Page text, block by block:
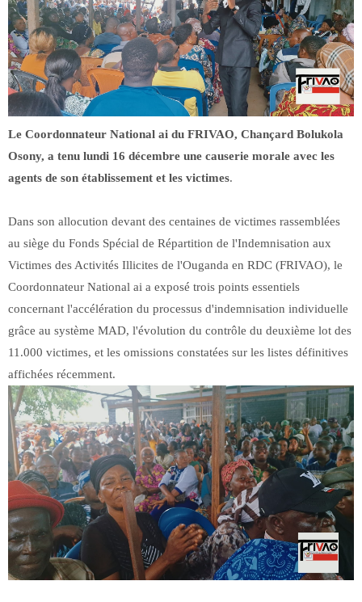
Le Coordonnateur National ai du FRIVAO, Chançard Bolukola
Osony, a tenu lundi 16 décembre une causerie morale avec les
agents de son établissement et les victimes.
Dans son allocution devant des centaines de victimes rassemblées
au siège du Fonds Spécial de Répartition de l'Indemnisation aux
Victimes des Activités Illicites de l'Ouganda en RDC (FRIVAO), le
Coordonnateur National ai a exposé trois points essentiels
concernant l'accélération du processus d'indemnisation individuelle
grâce au système MAD, l'évolution du contrôle du deuxième lot des
11.000 victimes, et les omissions constatées sur les listes définitives
affichées récemment.